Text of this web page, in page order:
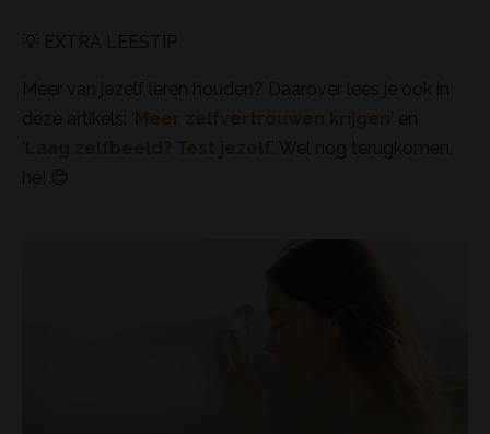
💡 EXTRA LEESTIP
Meer van jezelf leren houden? Daarover lees je ook in
deze artikels: ‘
’ en
‘
’. Wel nog terugkomen,
hé! 😊